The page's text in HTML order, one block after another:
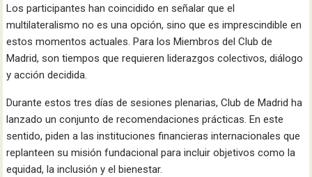
Los participantes han coincidido en señalar que el
multilateralismo no es una opción, sino que es imprescindible en
estos momentos actuales. Para los Miembros del Club de
Madrid, son tiempos que requieren liderazgos colectivos, diálogo
y acción decidida.
Durante estos tres días de sesiones plenarias, Club de Madrid ha
lanzado un conjunto de recomendaciones prácticas. En este
sentido, piden a las instituciones financieras internacionales que
replanteen su misión fundacional para incluir objetivos como la
equidad, la inclusión y el bienestar.